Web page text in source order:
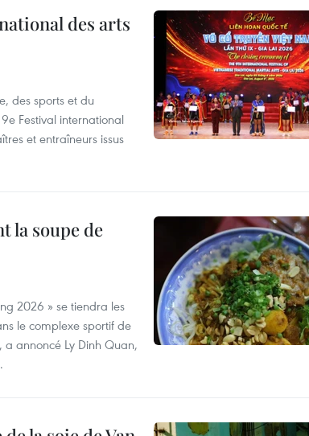
des arts
des sports et du
Festival international
et entraîneurs issus
la soupe de
2026 » se tiendra les
le complexe sportif de
annoncé Ly Dinh Quan,